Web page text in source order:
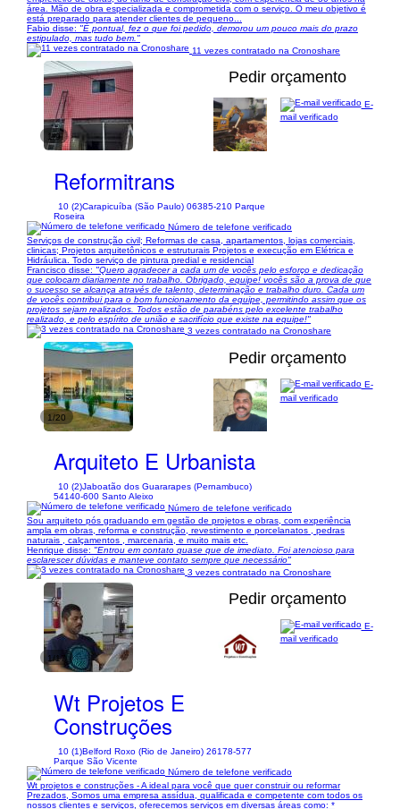
área. Mão de obra especializada e comprometida com o serviço. O meu objetivo é
está preparado para atender clientes de pequeno...
Fabio disse: "É pontual, fez o que foi pedido, demorou um pouco mais do prazo
estipulado, mas tudo bem."
11 vezes contratado na Cronoshare
1/9
Pedir orçamento
Reformitrans
10 (2)Carapicuíba (São Paulo) 06385-210 Parque
Roseira
E-
mail verificado
Número de telefone verificado
Serviços de construção civil; Reformas de casa, apartamentos, lojas comerciais,
clinicas; Projetos arquitetônicos e estruturais Projetos e execução em Elétrica e
Hidráulica. Todo serviço de pintura predial e residencial
Francisco disse: "Quero agradecer a cada um de vocês pelo esforço e dedicação
que colocam diariamente no trabalho. Obrigado, equipe! vocês são a prova de que
o sucesso se alcança através de talento, determinação e trabalho duro. Cada um
de vocês contribui para o bom funcionamento da equipe, permitindo assim que os
projetos sejam realizados. Todos estão de parabéns pelo excelente trabalho
realizado, e pelo espírito de união e sacrifício que existe na equipe!"
3 vezes contratado na Cronoshare
1/20
Pedir orçamento
Arquiteto E Urbanista
10 (2)Jaboatão dos Guararapes (Pernambuco)
54140-600 Santo Aleixo
E-
mail verificado
Número de telefone verificado
Sou arquiteto pós graduando em gestão de projetos e obras, com experiência
ampla em obras, reforma e construção, revestimento e porcelanatos , pedras
naturais , calçamentos , marcenaria, e muito mais etc.
Henrique disse: "Entrou em contato quase que de imediato. Foi atencioso para
esclarescer dúvidas e manteve contato sempre que necessário"
3 vezes contratado na Cronoshare
1/17
Pedir orçamento
Wt Projetos E
Construções
10 (1)Belford Roxo (Rio de Janeiro) 26178-577
Parque São Vicente
E-
mail verificado
Número de telefone verificado
Wt projetos e construções - A ideal para você que quer construir ou reformar
Prezados, Somos uma empresa assídua, qualificada e competente com todos os
nossos clientes e serviços, oferecemos serviços em diversas áreas como: *